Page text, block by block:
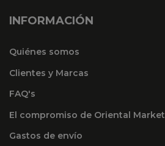
INFORMACIÓN
Quiénes somos
Clientes y Marcas
FAQ's
El compromiso de Oriental Market
Gastos de envío